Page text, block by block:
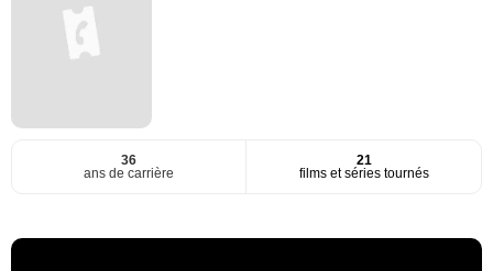
36
ans de carrière
21
films et séries tournés